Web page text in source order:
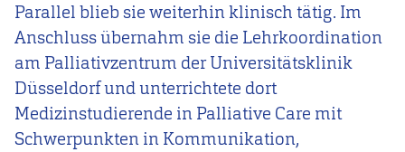
Parallel blieb sie weiterhin klinisch tätig. Im
Anschluss übernahm sie die Lehrkoordination
am Palliativzentrum der Universitätsklinik
Düsseldorf und unterrichtete dort
Medizinstudierende in Palliative Care mit
Schwerpunkten in Kommunikation,